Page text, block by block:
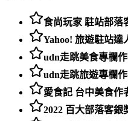
食尚玩家 駐站部落
Yahoo! 旅遊駐站達
udn走跳美食專欄
udn走跳旅遊專欄
愛食記 台中美食作
2022 百大部落客銀